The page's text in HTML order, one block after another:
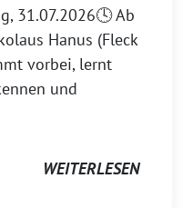
31.07.2026🕓 Ab
Hanus (Fleck
vorbei, lernt
und
WEITERLESEN